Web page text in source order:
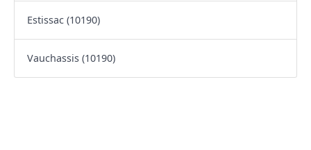
Estissac (10190)
Vauchassis (10190)